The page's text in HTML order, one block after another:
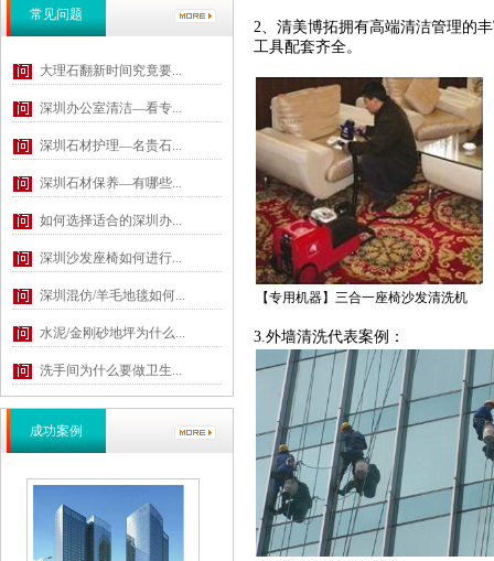
常见问题
大理石翻新时间究竟要...
深圳办公室清洁—看专...
深圳石材护理—名贵石...
深圳石材保养—有哪些...
如何选择适合的深圳办...
深圳沙发座椅如何进行...
深圳混仿/羊毛地毯如何...
水泥/金刚砂地坪为什么...
洗手间为什么要做卫生...
成功案例
2、清美博拓拥有高端清洁管理的
工具配套齐全。
【专用机器】三合一座椅沙发清洗机
3.外墙清洗代表案例：